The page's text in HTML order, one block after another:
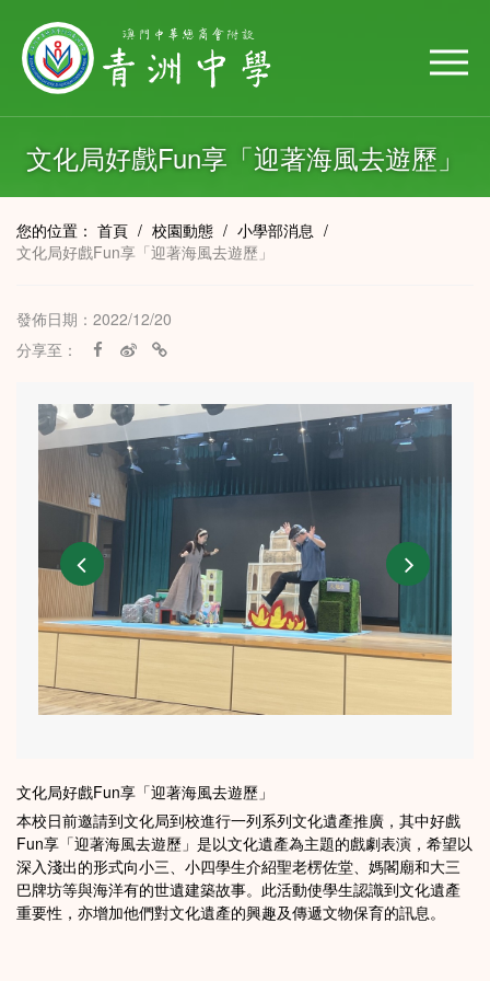
文化局好戲Fun享「迎著海風去遊歷」
您的位置： 首頁 / 校園動態 / 小學部消息 /
文化局好戲Fun享「迎著海風去遊歷」
發佈日期：2022/12/20
分享至：
文化局好戲Fun享「迎著海風去遊歷」
本校日前邀請到文化局到校進行一列系列文化遺產推廣，其中好戲
Fun享「迎著海風去遊歷」是以文化遺產為主題的戲劇表演，希望以
深入淺出的形式向小三、小四學生介紹聖老楞佐堂、媽閣廟和大三
巴牌坊等與海洋有的世遺建築故事。此活動使學生認識到文化遺產
重要性，亦增加他們對文化遺產的興趣及傳遞文物保育的訊息。